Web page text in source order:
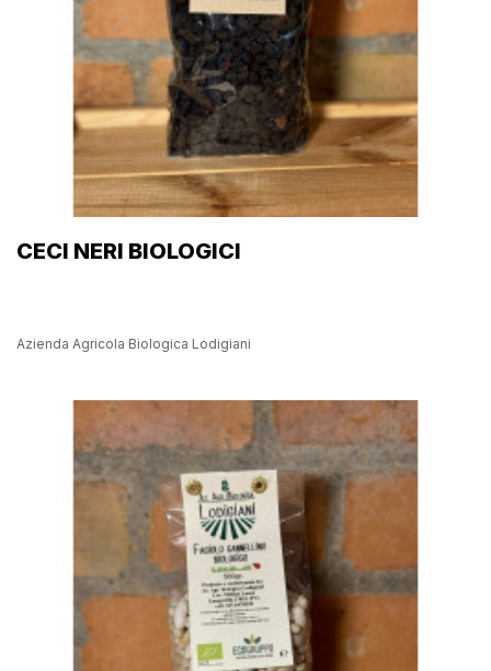
CECI NERI BIOLOGICI
Azienda Agricola Biologica Lodigiani